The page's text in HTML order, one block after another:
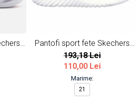
Pantofi sport fete Skechers
Bounder Cool Roz
193,18 Lei
110,00 Lei
Marime:
21